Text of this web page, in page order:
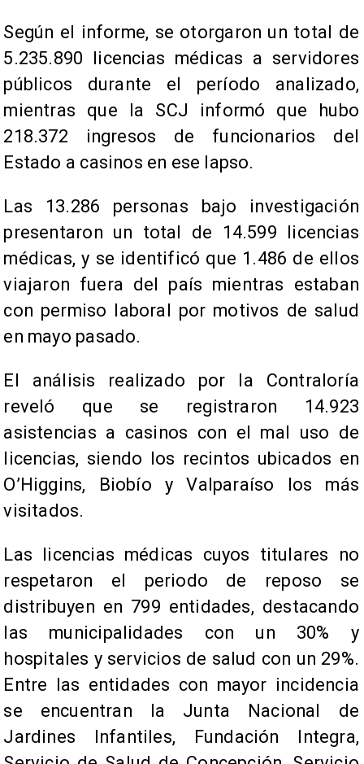
Según el informe, se otorgaron un total de
5.235.890 licencias médicas a servidores
públicos durante el período analizado,
mientras que la SCJ informó que hubo
218.372 ingresos de funcionarios del
Estado a casinos en ese lapso.
Las 13.286 personas bajo investigación
presentaron un total de 14.599 licencias
médicas, y se identificó que 1.486 de ellos
viajaron fuera del país mientras estaban
con permiso laboral por motivos de salud
en mayo pasado.
El análisis realizado por la Contraloría
reveló que se registraron 14.923
asistencias a casinos con el mal uso de
licencias, siendo los recintos ubicados en
O’Higgins, Biobío y Valparaíso los más
visitados.
Las licencias médicas cuyos titulares no
respetaron el periodo de reposo se
distribuyen en 799 entidades, destacando
las municipalidades con un 30% y
hospitales y servicios de salud con un 29%.
Entre las entidades con mayor incidencia
se encuentran la Junta Nacional de
Jardines Infantiles, Fundación Integra,